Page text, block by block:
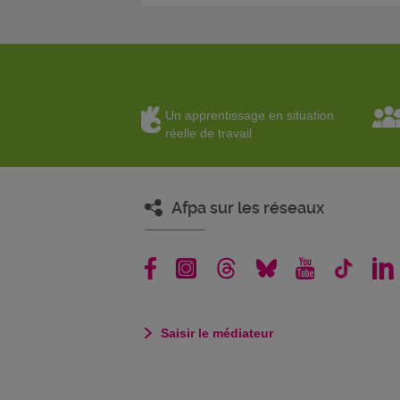
Un apprentissage en situation
réelle de travail
Afpa sur les réseaux
Saisir le médiateur